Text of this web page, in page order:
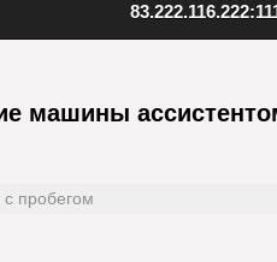
Внизу в клиенте выберите
Подтвердите добавление,
машины
пробегом